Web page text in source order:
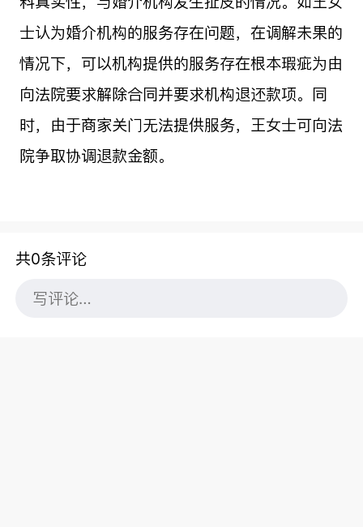
士认为婚介机构的服务存在问题，在调解未果的
情况下，可以机构提供的服务存在根本瑕疵为由
向法院要求解除合同并要求机构退还款项。同
时，由于商家关门无法提供服务，王女士可向法
院争取协调退款金额。
共0条评论